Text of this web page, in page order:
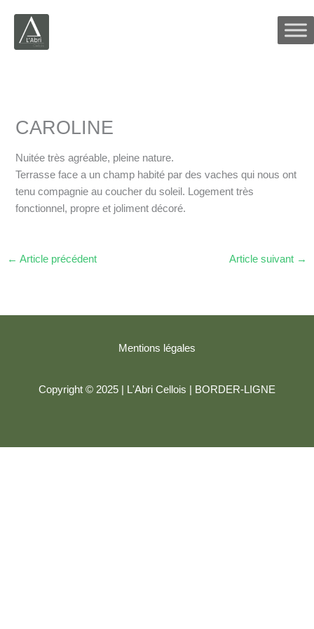
contenu
CAROLINE
Nuitée très agréable, pleine nature.
Terrasse face a un champ habité par des vaches qui nous ont
tenu compagnie au coucher du soleil. Logement très
fonctionnel, propre et joliment décoré.
← Article précédent Article suivant →
Mentions légales
Copyright © 2025 | L'Abri Cellois | BORDER-LIGNE